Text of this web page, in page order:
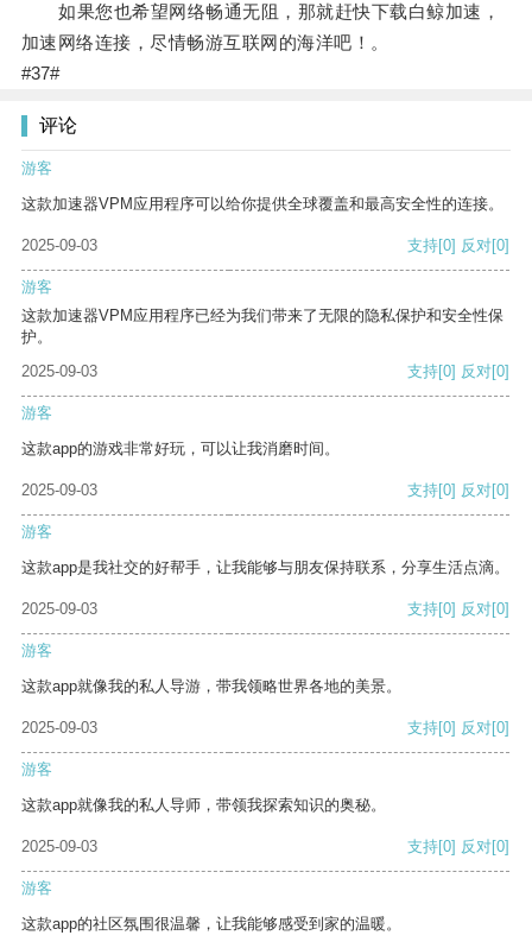
如果您也希望网络畅通无阻，那就赶快下载白鲸加速，
加速网络连接，尽情畅游互联网的海洋吧！。
#37#
评论
游客
这款加速器VPM应用程序可以给你提供全球覆盖和最高安全性的连接。
2025-09-03 支持[0] 反对[0]
游客
这款加速器VPM应用程序已经为我们带来了无限的隐私保护和安全性保
护。
2025-09-03
支持[0] 反对[0]
游客
这款app的游戏非常好玩，可以让我消磨时间。
2025-09-03 支持[0] 反对[0]
游客
这款app是我社交的好帮手，让我能够与朋友保持联系，分享生活点滴。
2025-09-03 支持[0] 反对[0]
游客
这款app就像我的私人导游，带我领略世界各地的美景。
2025-09-03 支持[0] 反对[0]
游客
这款app就像我的私人导师，带领我探索知识的奥秘。
2025-09-03 支持[0] 反对[0]
游客
这款app的社区氛围很温馨，让我能够感受到家的温暖。